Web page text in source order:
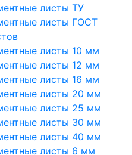
листы ТУ
листы ГОСТ
листы 10 мм
листы 12 мм
листы 16 мм
листы 20 мм
листы 25 мм
листы 30 мм
листы 40 мм
листы 6 мм